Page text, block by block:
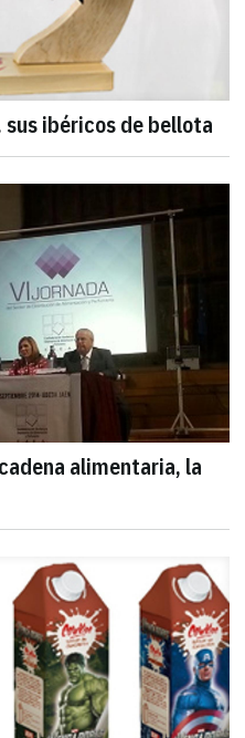
sus ibéricos de bellota
alimentaria, la